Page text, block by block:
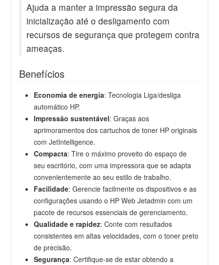
Ajuda a manter a impressão segura da
inicialização até o desligamento com
recursos de segurança que protegem contra
ameaças.
Benefícios
Economia de energia: Tecnologia Liga/desliga
automático HP.
Impressão sustentável: Graças aos
aprimoramentos dos cartuchos de toner HP originais
com JetIntelligence.
Compacta: Tire o máximo proveito do espaço de
seu escritório, com uma impressora que se adapta
convenientemente ao seu estilo de trabalho.
Facilidade: Gerencie facilmente os dispositivos e as
configurações usando o HP Web Jetadmin com um
pacote de recursos essenciais de gerenciamento.
Qualidade e rapidez: Conte com resultados
consistentes em altas velocidades, com o toner preto
de precisão.
Segurança: Certifique-se de estar obtendo a